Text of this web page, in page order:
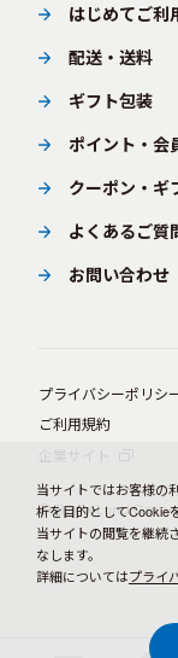
はじめてご利
配送・送料
ギフト包装
ポイント・会
クーポン・ギ
よくあるご質
お問い合わせ
プライバシーポリシ
ご利用規約
© BørneLund
当サイトではお客様の
析を目的としてCookie
当サイトの閲覧を継続
なします。
詳細についてはプライ